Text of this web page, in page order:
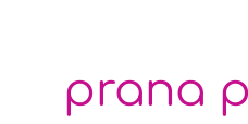
prana